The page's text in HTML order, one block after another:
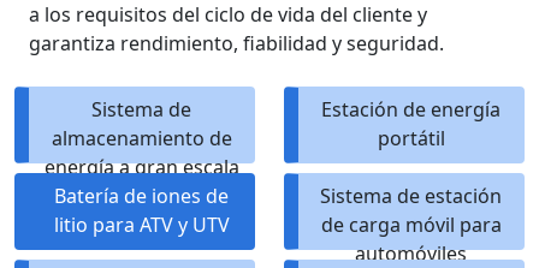
a los requisitos del ciclo de vida del cliente y
garantiza rendimiento, fiabilidad y seguridad.
Sistema de
almacenamiento de
energía a gran escala
Estación de energía
portátil
Batería de iones de
litio para ATV y UTV
Sistema de estación
de carga móvil para
automóviles